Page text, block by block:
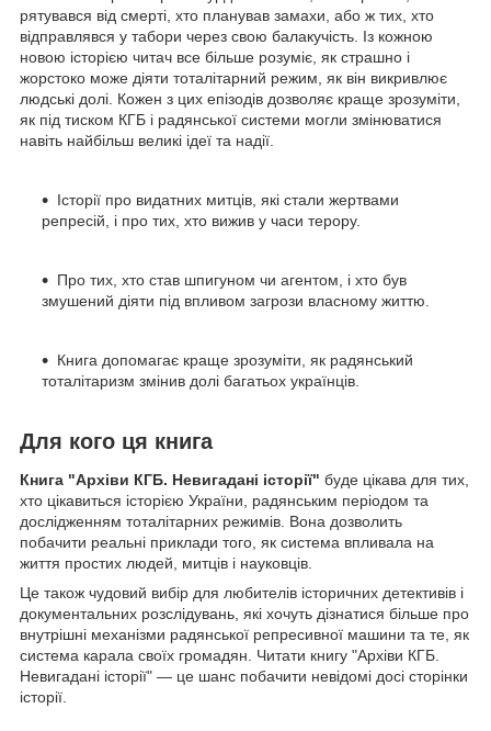
рятувався від смерті, хто планував замахи, або ж тих, хто
відправлявся у табори через свою балакучість. Із кожною
новою історією читач все більше розуміє, як страшно і
жорстоко може діяти тоталітарний режим, як він викривлює
людські долі. Кожен з цих епізодів дозволяє краще зрозуміти,
як під тиском КГБ і радянської системи могли змінюватися
навіть найбільш великі ідеї та надії.
Історії про видатних митців, які стали жертвами
репресій, і про тих, хто вижив у часи терору.
Про тих, хто став шпигуном чи агентом, і хто був
змушений діяти під впливом загрози власному життю.
Книга допомагає краще зрозуміти, як радянський
тоталітаризм змінив долі багатьох українців.
Для кого ця книга
Книга "Архіви КГБ. Невигадані історії" буде цікава для тих,
хто цікавиться історією України, радянським періодом та
дослідженням тоталітарних режимів. Вона дозволить
побачити реальні приклади того, як система впливала на
життя простих людей, митців і науковців.
Це також чудовий вибір для любителів історичних детективів і
документальних розслідувань, які хочуть дізнатися більше про
внутрішні механізми радянської репресивної машини та те, як
система карала своїх громадян. Читати книгу "Архіви КГБ.
Невигадані історії" — це шанс побачити невідомі досі сторінки
історії.